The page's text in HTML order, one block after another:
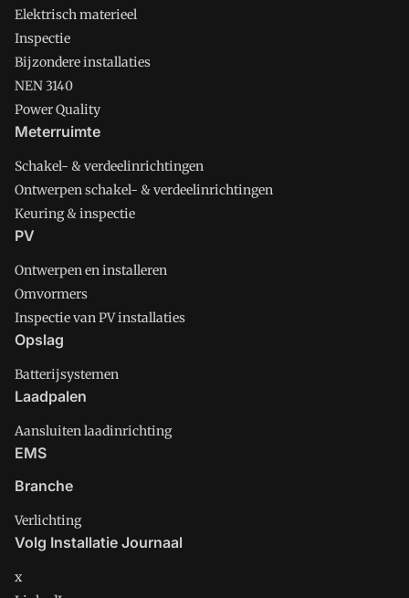
Elektrisch materieel
Inspectie
Bijzondere installaties
NEN 3140
Power Quality
Meterruimte
Schakel- & verdeelinrichtingen
Ontwerpen schakel- & verdeelinrichtingen
Keuring & inspectie
PV
Ontwerpen en installeren
Omvormers
Inspectie van PV installaties
Opslag
Batterijsystemen
Laadpalen
Aansluiten laadinrichting
EMS
Branche
Verlichting
Volg Installatie Journaal
x